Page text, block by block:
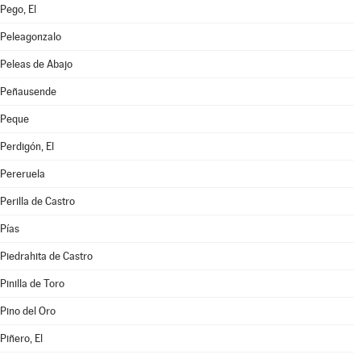
Pego, El
Peleagonzalo
Peleas de Abajo
Peñausende
Peque
Perdigón, El
Pereruela
Perilla de Castro
Pías
Piedrahita de Castro
Pinilla de Toro
Pino del Oro
Piñero, El